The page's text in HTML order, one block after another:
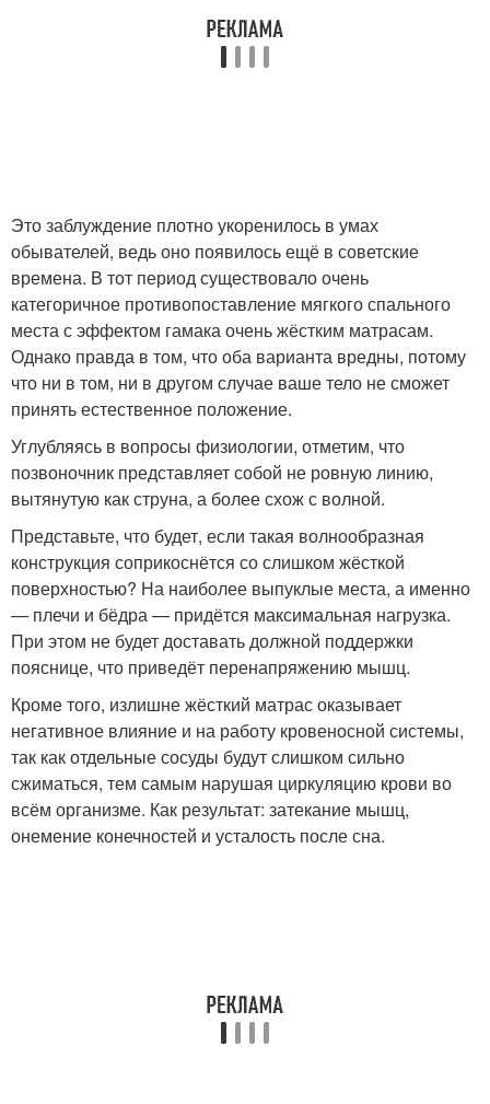
Это заблуждение плотно укоренилось в умах
обывателей, ведь оно появилось ещё в советские
времена. В тот период существовало очень
категоричное противопоставление мягкого спального
места с эффектом гамака очень жёстким матрасам.
Однако правда в том, что оба варианта вредны, потому
что ни в том, ни в другом случае ваше тело не сможет
принять естественное положение.
Углубляясь в вопросы физиологии, отметим, что
позвоночник представляет собой не ровную линию,
вытянутую как струна, а более схож с волной.
Представьте, что будет, если такая волнообразная
конструкция соприкоснётся со слишком жёсткой
поверхностью? На наиболее выпуклые места, а именно
— плечи и бёдра — придётся максимальная нагрузка.
При этом не будет доставать должной поддержки
пояснице, что приведёт перенапряжению мышц.
Кроме того, излишне жёсткий матрас оказывает
негативное влияние и на работу кровеносной системы,
так как отдельные сосуды будут слишком сильно
сжиматься, тем самым нарушая циркуляцию крови во
всём организме. Как результат: затекание мышц,
онемение конечностей и усталость после сна.